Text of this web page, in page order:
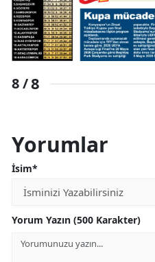
8 /8
Yorumlar
İsim*
Yorum Yazın (500 Karakter)